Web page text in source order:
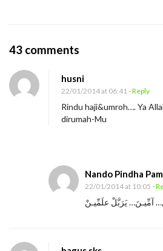
43 comments
K
t
L
o
husni
22/01/2014 at 06:41- Reply
Rindu haji&umroh…. Ya
dirumah-Mu
Nando Pindha
22/01/2014 at 10:05 -
آمِّيـنَ… يَرَبَّلْ علَمِّيـنْ